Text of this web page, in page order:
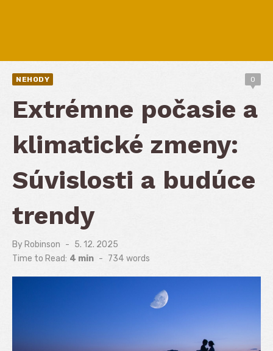
NEHODY 0
Extrémne počasie a
klimatické zmeny:
Súvislosti a budúce
trendy
By Robinson
Posted
on
5. 12. 2025
Time to Read: 4 min - 734 words